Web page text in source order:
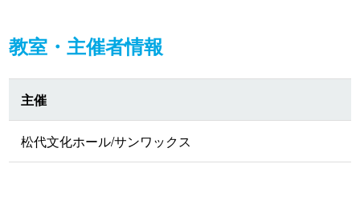
教室・主催者情報
主催
松代文化ホール/サンワックス